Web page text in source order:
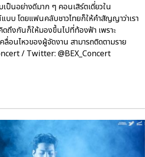
เป็นอย่างดีมาก ๆ คอนเสิร์ตเดี่ยวใน
บบ โดยแฟนคลับชาวไทยก็ให้คำสัญญาว่าเรา
ถึงกันก็ให้มองขึ้นไปที่ท้องฟ้า เพราะ
ลื่อนไหวของผู้จัดงาน สามารถติดตามราย
/ Twitter: @BEX_Concert